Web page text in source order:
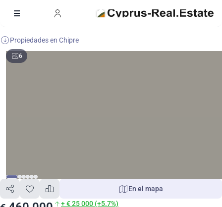
Propiedades en Chipre
6
+ € 25 000 (+5.7%)
En el mapa